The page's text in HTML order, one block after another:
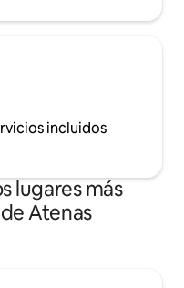
incluidos
lugares más
Atenas